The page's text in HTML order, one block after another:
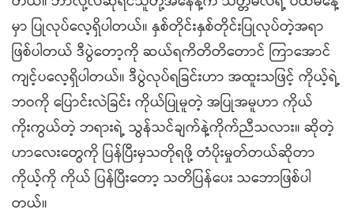
မှာ ပြုလုပ်လေ့ရှိပါတယ်။ နှစ်တိုင်းနှစ်တိုင်းပြုလုပ်တဲ့အရာ
ဖြစ်ပါတယ် ဒီပွဲတော့ကို ဆယ်ရကိတိတိတောင် ကြာအောင်
ကျင့်ပလေ့ရှိပါတယ်။ ဒီပွဲလုပ်ရခြင်းဟာ အထူးသဖြင့် ကိုယ့်ရဲ့
ဘဝကို ပြောင်းလဲခြင်း ကိုယ်ပြုမူတဲ့ အပြုအမူဟာ ကိုယ်
ကိုးကွယ်တဲ့ ဘရားရဲ့ သွန်သင်ချက်နဲ့ကိုက်ညီသလား။ ဆိုတဲ့
ဟာလေးတွေကို ပြန်ပြီးမှသတိုရဖို့ တံပိုးမှုတ်တယ်ဆိုတာ
ကိုယ့်ကို ကိုယ် ပြန်ပြီးတော့ သတိပြန်ပေး သဘောဖြစ်ပါ
တယ်။